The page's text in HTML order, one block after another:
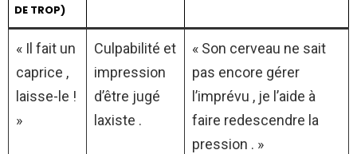
DE TROP)
« Il fait un
caprice ,
laisse-le !
»
Culpabilité et
impression
d’être jugé
laxiste .
« Son cerveau ne sait
pas encore gérer
l’imprévu , je l’aide à
faire redescendre la
pression . »